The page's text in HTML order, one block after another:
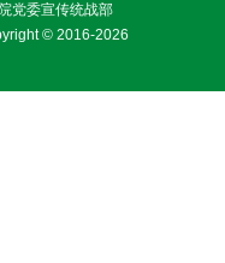
党委宣传统战部
© 2016-2026